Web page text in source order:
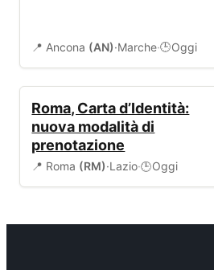
📍 Ancona (AN)·Marche·🕒Oggi
Roma, Carta d’Identità:
nuova modalità di
prenotazione
📍 Roma (RM)·Lazio·🕒Oggi